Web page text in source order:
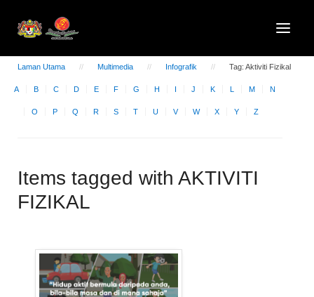
Laman Utama Multimedia Infografik Tag: Aktiviti Fizikal
A B C D E F G H I J K L M N
O P Q R S T U V W X Y Z
Items tagged with AKTIVITI
FIZIKAL